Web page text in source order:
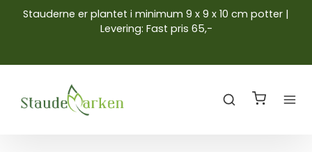
Stauderne er plantet i minimum 9 x 9 x 10 cm potter |
Levering: Fast pris 65,-